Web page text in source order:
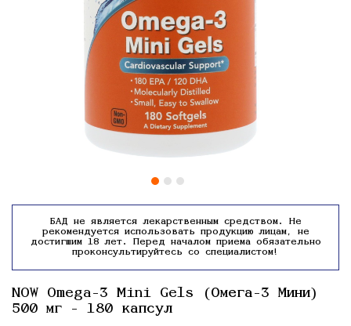
БАД не является лекарственным средством. Не
рекомендуется использовать продукцию лицам, не
достигшим 18 лет. Перед началом приема обязательно
проконсультируйтесь со специалистом!
NOW Omega-3 Mini Gels (Омега-3 Мини)
500 мг - 180 капсул